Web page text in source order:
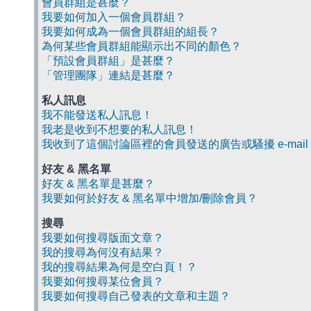
會員群組是甚麼？
我要如何加入一個會員群組？
我要如何成為一個會員群組的組長？
為何某些會員群組能顯示出不同的顏色？
「預設會員群組」是甚麼？
「管理團隊」連結是甚麼？
私人訊息
我不能發送私人訊息！
我老是收到不想要的私人訊息！
我收到了這個討論區裡的會員發送的廣告或騷擾 e-mail
好友 & 黑名單
好友 & 黑名單是甚麼？
我要如何於好友 & 黑名單中增加/刪除會員？
搜尋
我要如何搜尋版面文章？
我的搜尋為何沒有結果？
我的搜尋結果為何是空白頁！？
我要如何搜尋某位會員？
我要如何搜尋自己發表的文章和主題？